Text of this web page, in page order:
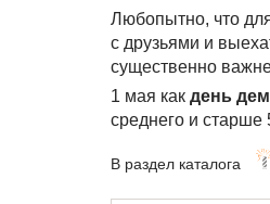
Любопытно, что
с друзьями и
существенно
1 мая как день
среднего и старше
В раздел каталога